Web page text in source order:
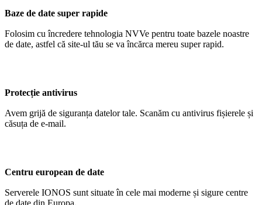
Baze de date super rapide
Folosim cu încredere tehnologia NVVe pentru toate bazele noastre
de date, astfel că site-ul tău se va încărca mereu super rapid.
Protecție antivirus
Avem grijă de siguranța datelor tale. Scanăm cu antivirus fișierele și
căsuța de e-mail.
Centru european de date
Serverele IONOS sunt situate în cele mai moderne și sigure centre
de date din Europa.